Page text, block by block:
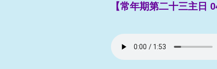
【常年期第二十三主日